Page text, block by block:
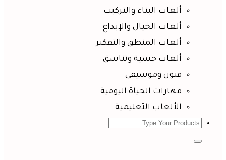
ألعاب البناء والتركيب
ألعاب الخيال والإبداع
ألعاب المنطق والتفكير
ألعاب حسية وتناسق
فنون وموسيقى
مهارات الحياة اليومية
الألعاب التعليمية